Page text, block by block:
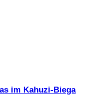
im Kahuzi-Biega